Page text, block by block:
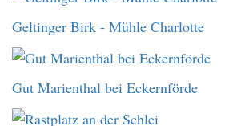
Geltinger Birk - Mühle Charlotte
Gut Marienthal bei Eckernförde